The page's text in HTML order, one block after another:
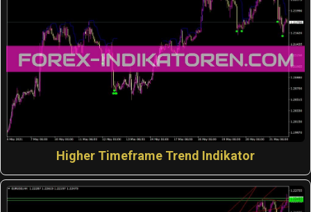
Higher Timeframe Trend Indikator